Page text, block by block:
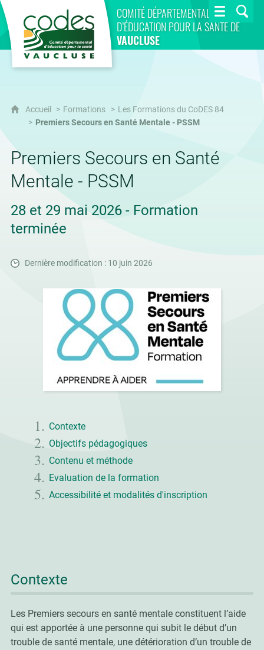
COMITÉ DÉPARTEMENTAL
D’ÉDUCATION POUR LA SANTÉ DE
VAUCLUSE
CoDES 84
Accueil Formations
Les Formations du CoDES 84
Premiers Secours en Santé Mentale - PSSM
Premiers Secours en Santé
Mentale - PSSM
28 et 29 mai 2026 - Formation
terminée
Dernière modification : 10 juin 2026
Contexte
Objectifs pédagogiques
Contenu et méthode
Evaluation de la formation
Accessibilité et modalités d'inscription
Contexte
Les Premiers secours en santé mentale constituent l’aide
qui est apportée à une personne qui subit le début d’un
trouble de santé mentale, une détérioration d’un trouble de